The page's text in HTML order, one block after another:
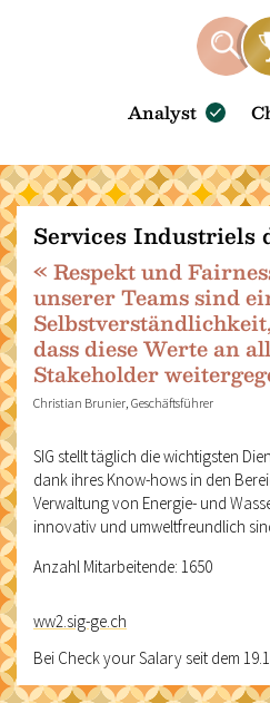
Analyst
Services Industriels
« Respekt und
unserer Teams sind
dass diese Werte an
Stakeholder
Christian Brunier, Geschäftsführer
SIG stellt täglich die wichtigsten
dank ihres Know-hows in den
Verwaltung von Energie- und
innovativ und umweltfreundlich
Anzahl Mitarbeitende: 1650
ww2.sig-ge.ch
Bei Check your Salary seit dem